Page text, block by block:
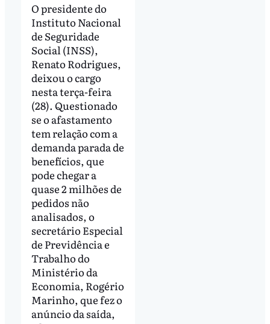
O presidente do
Instituto Nacional
de Seguridade
Social (INSS),
Renato Rodrigues,
deixou o cargo
nesta terça-feira
(28). Questionado
se o afastamento
tem relação com a
demanda parada de
benefícios, que
pode chegar a
quase 2 milhões de
pedidos não
analisados, o
secretário Especial
de Previdência e
Trabalho do
Ministério da
Economia, Rogério
Marinho, que fez o
anúncio da saída,